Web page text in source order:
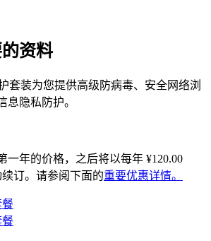
资料
套装为您提供高级防病毒、安全网络浏
息隐私防护。
一年的价格，之后将以每年 ¥120.00
续订。请参阅下面的重要优惠详情。
餐
餐